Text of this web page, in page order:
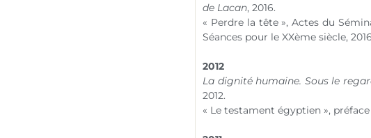
de Lacan, 2016.
« Perdre la tête », Actes du
Séances pour le XXème siècle,
2012
La dignité humaine. Sous le
2012.
« Le testament égyptien »,